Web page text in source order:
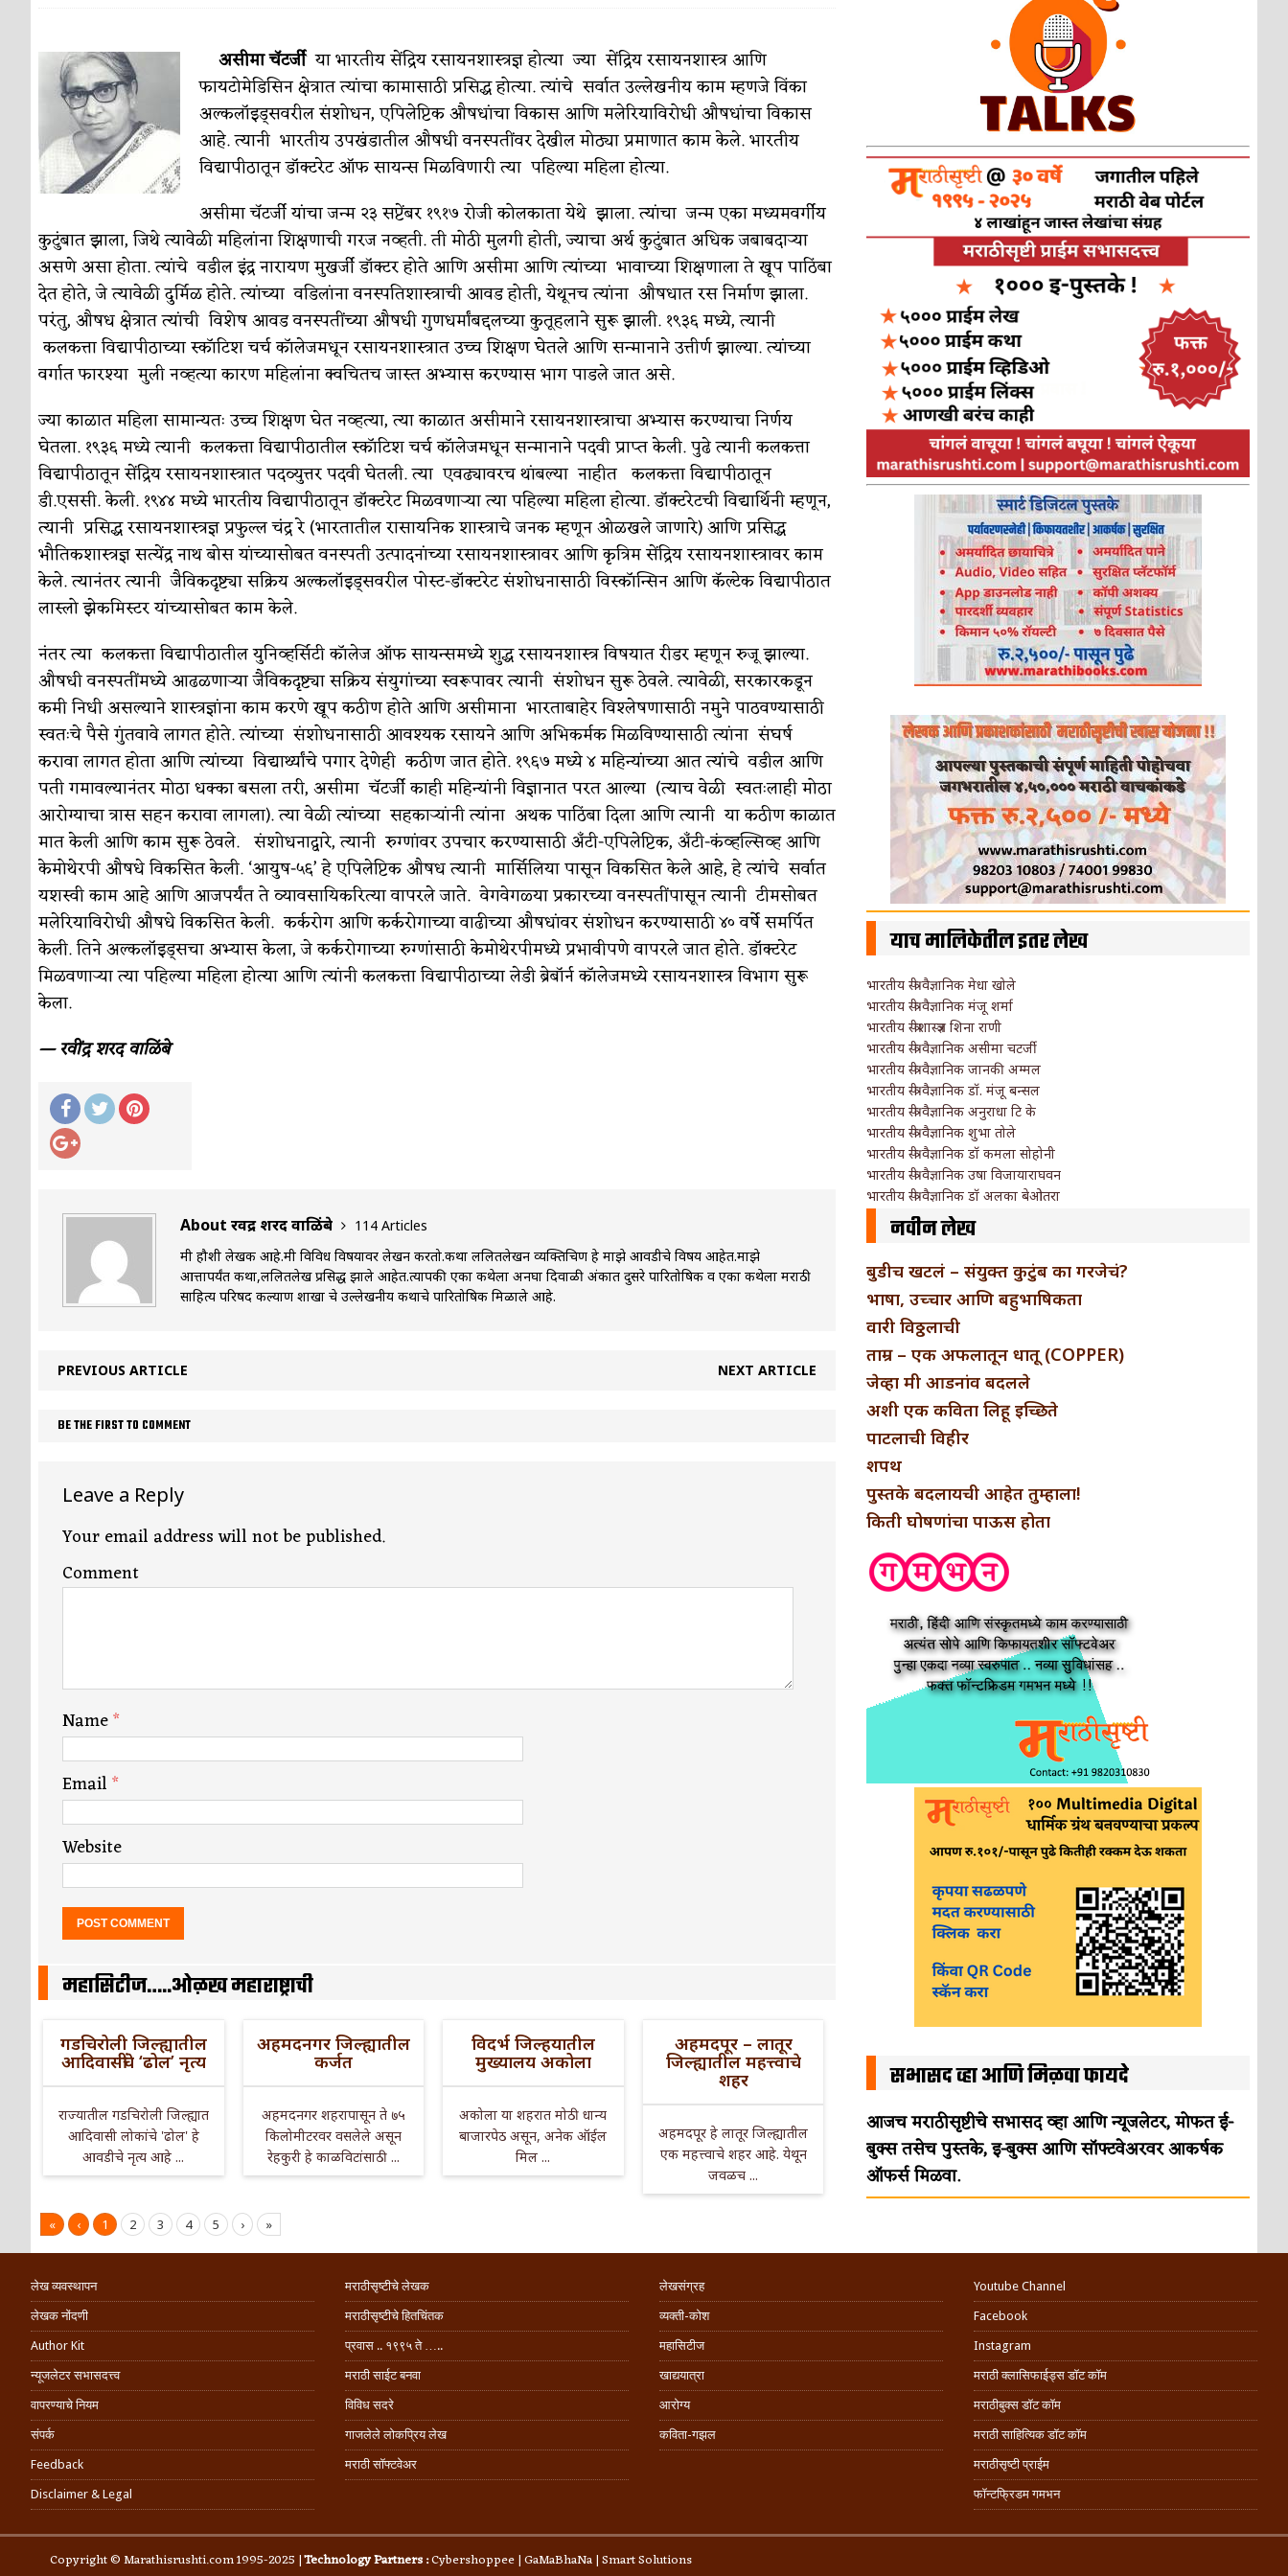
कविता-गझल-चारोळी-वात्रटिका
पुस्तके बदलायची आहेत तुम्हाला! कविता-गझल-चारोळी-वात्रटिका
किती घोषणांचा पाऊस होता कविता-गझल-चारोळी-वात्रटिका
कसं हुईन तं हू माय…
काळजाचे प्रेत कविता-गझल-चारोळी-वात्रटिका
चमकदार चांदी अर्थ-वाणिज्य
आदिवासींचा डॉक्टर, समाजसेवेचा ध्यास : डॉ. राहुल जोशी युवा-विश्व
डेंग्यू: ताप उतरला म्हणजे धोका टळला असे नाही! आरोग्य
सुवर्ण – झळाळी अर्थ-वाणिज्य
‘अर्थ’पूर्ण हास्य अर्थ-वाणिज्य
अष्टपैलू : खंडू रांगणेकर क्रिकेट
अपूर्ण कथा कथा
बुडीच खटलं – संयुक्त कुटुंब का गरजेचं?
असीमा चॅटर्जीया भारतीय सेंद्रिय रसायनशास्त्रज्ञ होत्या ज्या सेंद्रिय रसायनशास्त्र आणि
फायटोमेडिसिन क्षेत्रात त्यांचा कामासाठी प्रसिद्ध होत्या. त्यांचे सर्वात उल्लेखनीय काम म्हणजे विंका
अल्कलॉइड्सवरील संशोधन, एपिलेप्टिक औषधांचा विकास आणि मलेरियाविरोधी औषधांचा विकास
आहे. त्यानी भारतीय उपखंडातील औषधी वनस्पतींवर देखील मोठ्या प्रमाणात काम केले. भारतीय
विद्यापीठातून डॉक्टरेट ऑफ सायन्स मिळविणारी त्या पहिल्या महिला होत्या.
असीमा चॅटर्जी यांचा जन्म २३ सप्टेंबर १९१७ रोजी कोलकाता येथे झाला. त्यांचा जन्म एका मध्यमवर्गीय
कुटुंबात झाला, जिथे त्यावेळी महिलांना शिक्षणाची गरज नव्हती. ती मोठी मुलगी होती, ज्याचा अर्थ कुटुंबात अधिक जबाबदाऱ्या
असणे असा होता. त्यांचे वडील इंद्र नारायण मुखर्जी डॉक्टर होते आणि असीमा आणि त्यांच्या भावाच्या शिक्षणाला ते खूप पाठिंबा
देत होते, जे त्यावेळी दुर्मिळ होते. त्यांच्या वडिलांना वनस्पतिशास्त्राची आवड होती, येथूनच त्यांना औषधात रस निर्माण झाला.
परंतु, औषध क्षेत्रात त्यांची विशेष आवड वनस्पतींच्या औषधी गुणधर्मांबद्दलच्या कुतूहलाने सुरू झाली. १९३६ मध्ये, त्यानी
कलकत्ता विद्यापीठाच्या स्कॉटिश चर्च कॉलेजमधून रसायनशास्त्रात उच्च शिक्षण घेतले आणि सन्मानाने उत्तीर्ण झाल्या. त्यांच्या
वर्गात फारश्या मुली नव्हत्या कारण महिलांना क्वचितच जास्त अभ्यास करण्यास भाग पाडले जात असे.
ज्या काळात महिला सामान्यतः उच्च शिक्षण घेत नव्हत्या, त्या काळात असीमाने रसायनशास्त्राचा अभ्यास करण्याचा निर्णय
घेतला. १९३६ मध्ये त्यानी कलकत्ता विद्यापीठातील स्कॉटिश चर्च कॉलेजमधून सन्मानाने पदवी प्राप्त केली. पुढे त्यानी कलकत्ता
विद्यापीठातून सेंद्रिय रसायनशास्त्रात पदव्युत्तर पदवी घेतली. त्या एवढ्यावरच थांबल्या नाहीत कलकत्ता विद्यापीठातून
डी.एससी. केली. १९४४ मध्ये भारतीय विद्यापीठातून डॉक्टरेट मिळवणाऱ्या त्या पहिल्या महिला होत्या. डॉक्टरेटची विद्यार्थिनी म्हणून,
त्यानी प्रसिद्ध रसायनशास्त्रज्ञ प्रफुल्ल चंद्र रे (भारतातील रासायनिक शास्त्राचे जनक म्हणून ओळखले जाणारे) आणि प्रसिद्ध
भौतिकशास्त्रज्ञ सत्येंद्र नाथ बोस यांच्यासोबत वनस्पती उत्पादनांच्या रसायनशास्त्रावर आणि कृत्रिम सेंद्रिय रसायनशास्त्रावर काम
केले. त्यानंतर त्यानी जैविकदृष्ट्या सक्रिय अल्कलॉइड्सवरील पोस्ट-डॉक्टरेट संशोधनासाठी विस्कॉन्सिन आणि कॅल्टेक विद्यापीठात
लास्लो झेकमिस्टर यांच्यासोबत काम केले.
नंतर त्या कलकत्ता विद्यापीठातील युनिव्हर्सिटी कॉलेज ऑफ सायन्समध्ये शुद्ध रसायनशास्त्र विषयात रीडर म्हणून रुजू झाल्या.
औषधी वनस्पतींमध्ये आढळणाऱ्या जैविकदृष्ट्या सक्रिय संयुगांच्या स्वरूपावर त्यानी संशोधन सुरू ठेवले. त्यावेळी, सरकारकडून
कमी निधी असल्याने शास्त्रज्ञांना काम करणे खूप कठीण होते आणि असीमाना भारताबाहेर विश्लेषणासाठी नमुने पाठवण्यासाठी
स्वतःचे पैसे गुंतवावे लागत होते. त्यांच्या संशोधनासाठी आवश्यक रसायने आणि अभिकर्मक मिळविण्यासाठी त्यांना संघर्ष
करावा लागत होता आणि त्यांच्या विद्यार्थ्यांचे पगार देणेही कठीण जात होते. १९६७ मध्ये ४ महिन्यांच्या आत त्यांचे वडील आणि
पती गमावल्यानंतर मोठा धक्का बसला तरी, असीमा चॅटर्जी काही महिन्यांनी विज्ञानात परत आल्या (त्याच वेळी स्वतःलाही मोठा
आरोग्याचा त्रास सहन करावा लागला). त्या वेळी त्यांच्या सहकाऱ्यांनी त्यांना अथक पाठिंबा दिला आणि त्यानी या कठीण काळात
मात केली आणि काम सुरू ठेवले. संशोधनाद्वारे, त्यानी रुग्णांवर उपचार करण्यासाठी अँटी-एपिलेप्टिक, अँटी-कंव्हल्सिव्ह आणि
केमोथेरपी औषधे विकसित केली. ‘आयुष-५६’ हे एपिलेप्टिक औषध त्यानी मार्सिलिया पासून विकसित केले आहे, हे त्यांचे सर्वात
यशस्वी काम आहे आणि आजपर्यंत ते व्यावसायिकरित्या वापरले जाते. वेगवेगळ्या प्रकारच्या वनस्पतींपासून त्यानी टीमसोबत
मलेरियाविरोधी औषधे विकसित केली. कर्करोग आणि कर्करोगाच्या वाढीच्या औषधांवर संशोधन करण्यासाठी ४० वर्षे समर्पित
केली. तिने अल्कलॉइड्सचा अभ्यास केला, जे कर्करोगाच्या रुग्णांसाठी केमोथेरपीमध्ये प्रभावीपणे वापरले जात होते. डॉक्टरेट
मिळवणाऱ्या त्या पहिल्या महिला होत्या आणि त्यांनी कलकत्ता विद्यापीठाच्या लेडी ब्रेबॉर्न कॉलेजमध्ये रसायनशास्त्र विभाग सुरू
केला.
— रवींद्र शरद वाळिंबे
About रवींद्र शरद वाळिंबे
114 Articles
मी हौशी लेखक आहे.मी विविध विषयावर लेखन करतो.कथा ललितलेखन व्यक्तिचित्रण हे माझे आवडीचे विषय आहेत.माझे
आत्तापर्यंत कथा,ललितलेख प्रसिद्ध झाले आहेत.त्यापकी एका कथेला अनघा दिवाळी अंकात दुसरे पारितोषिक व एका कथेला मराठी
साहित्य परिषद कल्याण शाखा चे उल्लेखनीय कथाचे पारितोषिक मिळाले आहे.
PREVIOUS ARTICLE NEXT ARTICLE
BE THE FIRST TO COMMENT
Leave a Reply
Your email address will not be published.
Comment
Name*
Email*
Website
महासिटीज…..ओळख महाराष्ट्राची
गडचिरोली जिल्ह्यातील
आदिवासींचे ‘ढोल’ नृत्य
राज्यातील गडचिरोली जिल्ह्यात
आदिवासी लोकांचे 'ढोल' हे
आवडीचे नृत्य आहे ...
अहमदनगर जिल्ह्यातील
कर्जत
अहमदनगर शहरापासून ते ७५
किलोमीटरवर वसलेले असून
रेहकुरी हे काळविटांसाठी ...
विदर्भ जिल्हयातील
मुख्यालय अकोला
अकोला या शहरात मोठी धान्य
बाजारपेठ असून, अनेक ऑईल
मिल ...
अहमदपूर – लातूर
जिल्ह्यातील महत्त्वाचे
शहर
अहमदपूर हे लातूर जिल्ह्यातील
एक महत्त्वाचे शहर आहे. येथून
जवळच ...
« ‹ 1 2 3 4 5 › »
याच मालिकेतील इतर लेख
भारतीय स्त्री वैज्ञानिक मेधा खोले
भारतीय स्त्री वैज्ञानिक मंजू शर्मा
भारतीय स्त्रीशास्त्रज्ञ शिना राणी
भारतीय स्त्री वैज्ञानिक असीमा चटर्जी
भारतीय स्त्री वैज्ञानिक जानकी अम्मल
भारतीय स्त्री वैज्ञानिक डॉ. मंजू बन्सल
भारतीय स्त्री वैज्ञानिक अनुराधा टि के
भारतीय स्त्री वैज्ञानिक शुभा तोले
भारतीय स्त्री वैज्ञानिक डॉ कमला सोहोनी
भारतीय स्त्री वैज्ञानिक उषा विजायाराघवन
भारतीय स्त्री वैज्ञानिक डॉ अलका बेओतरा
नवीन लेख
बुडीच खटलं – संयुक्त कुटुंब का गरजेचं?
भाषा, उच्चार आणि बहुभाषिकता
वारी विठ्ठलाची
ताम्र – एक अफलातून धातू (COPPER)
जेव्हा मी आडनांव बदलले
अशी एक कविता लिहू इच्छिते
पाटलाची विहीर
शपथ
पुस्तके बदलायची आहेत तुम्हाला!
किती घोषणांचा पाऊस होता
सभासद व्हा आणि मिळवा फायदे
आजच मराठीसृष्टीचे सभासद व्हा आणि न्यूजलेटर, मोफत ई-
बुक्स तसेच पुस्तके, इ-बुक्स आणि सॉफ्टवेअरवर आकर्षक
ऑफर्स मिळवा.
लेख व्यवस्थापन
लेखक नोंदणी
Author Kit
न्यूजलेटर सभासदत्त्व
वापरण्याचे नियम
संपर्क
Feedback
Disclaimer & Legal
मराठीसृष्टीचे लेखक
मराठीसृष्टीचे हितचिंतक
प्रवास .. १९९५ ते …..
मराठी साईट बनवा
विविध सदरे
गाजलेले लोकप्रिय लेख
मराठी सॉफ्टवेअर
लेखसंग्रह
व्यक्ती-कोश
महासिटीज
खाद्ययात्रा
आरोग्य
कविता-गझल
Youtube Channel
Facebook
Instagram
मराठी क्लासिफाईड्स डॉट कॉम
मराठीबुक्स डॉट कॉम
मराठी साहित्यिक डॉट कॉम
मराठीसृष्टी प्राईम
फॉन्टफ्रिडम गमभन
Copyright © Marathisrushti.com 1995-2025 |Technology Partners :Cybershoppee|GaMaBhaNa|Smart Solutions